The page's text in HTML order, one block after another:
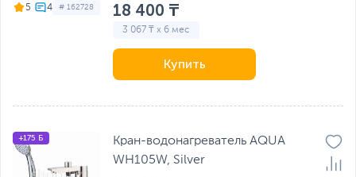
5 # 162728 18 400 ₸
3 067 ₸ x 6 мес
Купить
+175 Б
Кран-водонагреватель AQUA
WH105W, Silver